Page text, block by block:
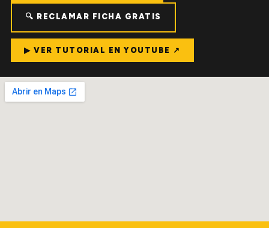
🔍 RECLAMAR FICHA GRATIS
▶ VER TUTORIAL EN YOUTUBE ↗